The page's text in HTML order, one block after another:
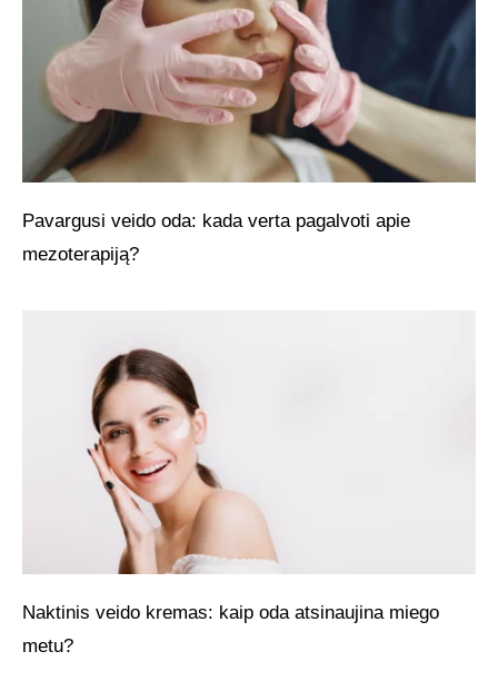
Pavargusi veido oda: kada verta pagalvoti apie
mezoterapiją?
Naktinis veido kremas: kaip oda atsinaujina miego
metu?